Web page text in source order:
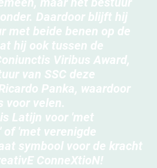
Daardoor blijft hij
met beide benen op de
hij ook tussen de
Viribus Award,
van SSC deze
Panka, waardoor
voor velen.
Latijn voor 'met
of 'met verenigde
symbool voor de kracht
ConneXtioN!